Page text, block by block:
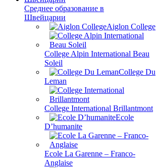
Среднее образование в
Швейцарии
Aiglon College
College Alpin International Beau
Soleil
College Du
Leman
College International Brillantmont
Ecole
D’humanite
Ecole La Garenne – Franco-
Anglaise